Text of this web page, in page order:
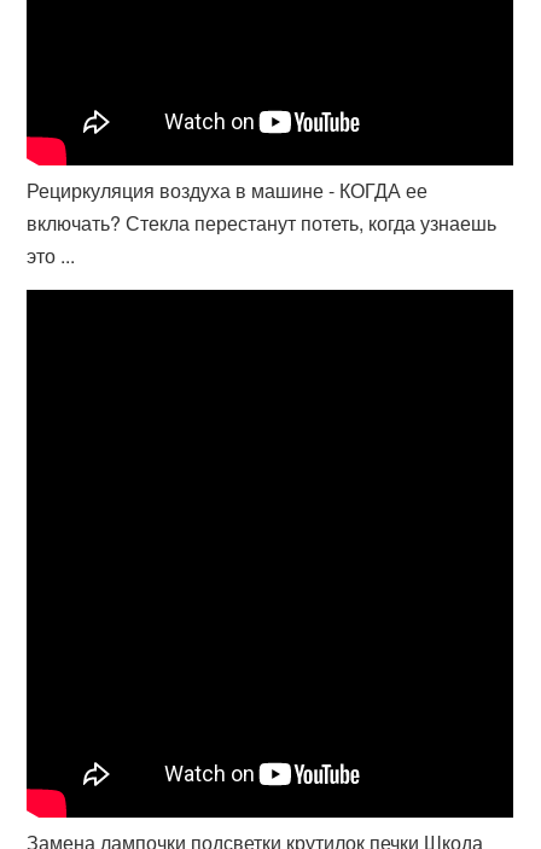
Рециркуляция воздуха в машине - КОГДА ее
включать? Стекла перестанут потеть, когда узнаешь
это ...
Замена лампочки подсветки крутилок печки Шкода